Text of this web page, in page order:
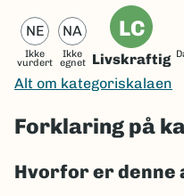
NE
Ikke
vurdert
NA
Ikke
egnet
LC
Livskraftig
Alt om kategoriskalaen
Forklaring på
Hvorfor er